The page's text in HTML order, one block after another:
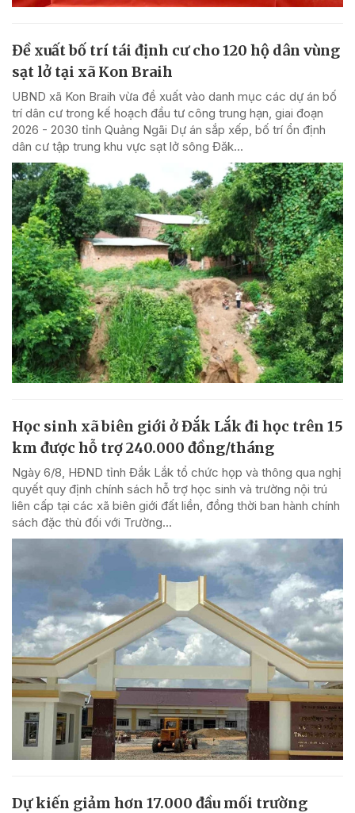
Đề xuất bố trí tái định cư cho 120 hộ dân vùng
sạt lở tại xã Kon Braih
UBND xã Kon Braih vừa đề xuất vào danh mục các dự án bố
trí dân cư trong kế hoạch đầu tư công trung hạn, giai đoạn
2026 - 2030 tỉnh Quảng Ngãi Dự án sắp xếp, bố trí ổn định
dân cư tập trung khu vực sạt lở sông Đăk...
Học sinh xã biên giới ở Đắk Lắk đi học trên 15
km được hỗ trợ 240.000 đồng/tháng
Ngày 6/8, HĐND tỉnh Đắk Lắk tổ chức họp và thông qua nghị
quyết quy định chính sách hỗ trợ học sinh và trường nội trú
liên cấp tại các xã biên giới đất liền, đồng thời ban hành chính
sách đặc thù đối với Trường...
Dự kiến giảm hơn 17.000 đầu mối trường